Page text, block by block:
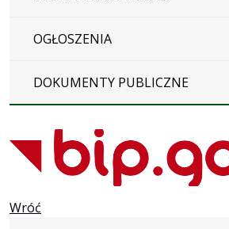
OGŁOSZENIA
DOKUMENTY PUBLICZNE
Wróć